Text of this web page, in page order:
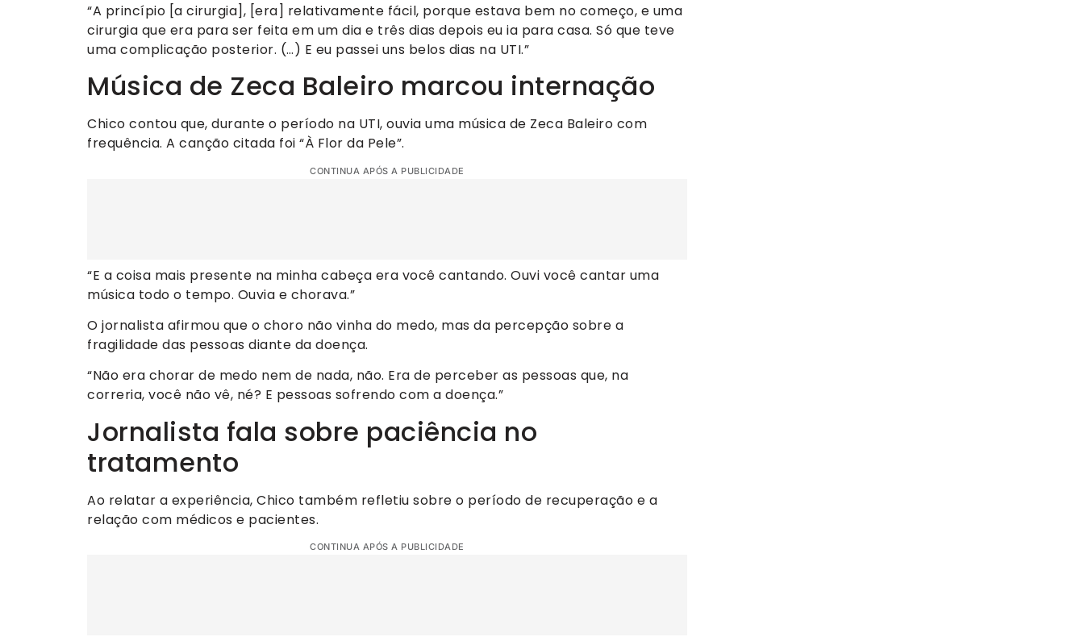
“A princípio [a cirurgia], [era] relativamente fácil, porque estava bem no começo, e uma
cirurgia que era para ser feita em um dia e três dias depois eu ia para casa. Só que teve
uma complicação posterior. (…) E eu passei uns belos dias na UTI.”
Música de Zeca Baleiro marcou internação
Chico contou que, durante o período na UTI, ouvia uma música de Zeca Baleiro com
frequência. A canção citada foi “À Flor da Pele”.
CONTINUA APÓS A PUBLICIDADE
“E a coisa mais presente na minha cabeça era você cantando. Ouvi você cantar uma
música todo o tempo. Ouvia e chorava.”
O jornalista afirmou que o choro não vinha do medo, mas da percepção sobre a
fragilidade das pessoas diante da doença.
“Não era chorar de medo nem de nada, não. Era de perceber as pessoas que, na
correria, você não vê, né? E pessoas sofrendo com a doença.”
Jornalista fala sobre paciência no
tratamento
Ao relatar a experiência, Chico também refletiu sobre o período de recuperação e a
relação com médicos e pacientes.
CONTINUA APÓS A PUBLICIDADE